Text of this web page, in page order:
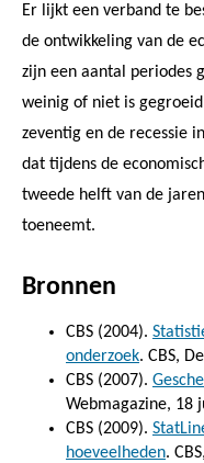
Er lijkt een verband te
de ontwikkeling van de
zijn een aantal periodes
weinig of niet is
zeventig en de recessie
dat tijdens de
tweede helft van de
toeneemt.
Bronnen
CBS (2004).
onderzoek. CBS,
CBS (2007).
Webmagazine, 18
CBS (2009).
hoeveelheden.